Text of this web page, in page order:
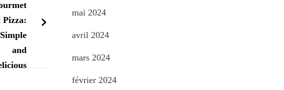
mai 2024
avril 2024
mars 2024
février 2024